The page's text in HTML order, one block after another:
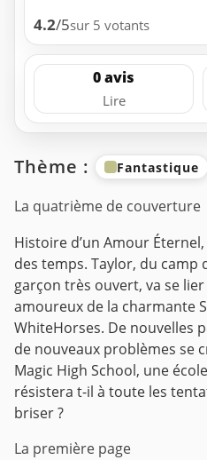
4.2/5sur 5 votants
0 avis
Lire
Thème : Fantastique
La quatrième de couverture
Histoire d’un Amour
des temps. Taylor, du camp
garçon très ouvert, va se
amoureux de la charmante
WhiteHorses. De nouvelles
de nouveaux problèmes se
Magic High School, une
résistera t-il à toute les
briser ?
La première page